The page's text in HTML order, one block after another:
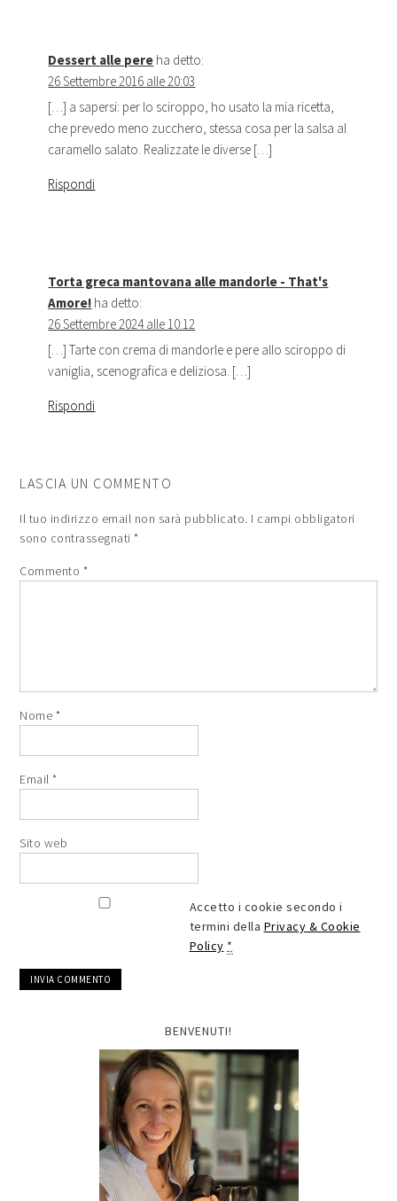
Dessert alle pere ha detto:
26 Settembre 2016 alle 20:03
[…] a sapersi: per lo sciroppo, ho usato la mia ricetta,
che prevedo meno zucchero, stessa cosa per la salsa al
caramello salato. Realizzate le diverse […]
Rispondi
Torta greca mantovana alle mandorle - That's
Amore! ha detto:
26 Settembre 2024 alle 10:12
[…] Tarte con crema di mandorle e pere allo sciroppo di
vaniglia, scenografica e deliziosa. […]
Rispondi
LASCIA UN COMMENTO
Il tuo indirizzo email non sarà pubblicato. I campi obbligatori
sono contrassegnati*
Commento *
Nome *
Email*
Sito web
Accetto i cookie secondo i
termini della Privacy & Cookie
Policy *
BENVENUTI!